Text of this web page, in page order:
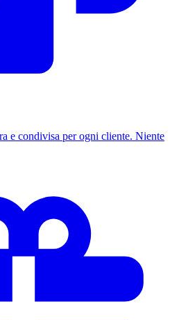
e condivisa per ogni cliente. Niente